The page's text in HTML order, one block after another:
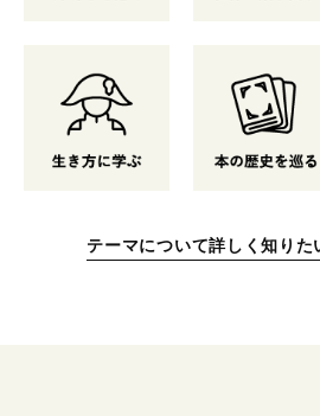
テーマについて詳しく知りた